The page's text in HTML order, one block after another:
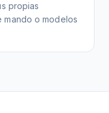
propias
mando o modelos